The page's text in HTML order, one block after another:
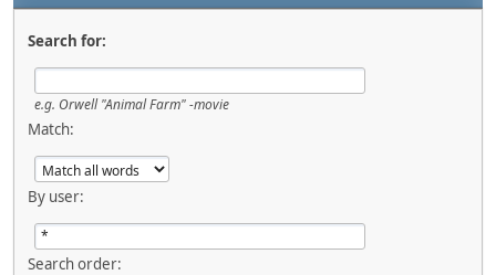
Search for:
e.g. Orwell "Animal Farm" -movie
Match:
By user:
Search order: